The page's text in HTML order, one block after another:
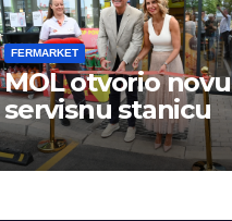
FERMARKET
MOL otvorio novu
servisnu stanicu